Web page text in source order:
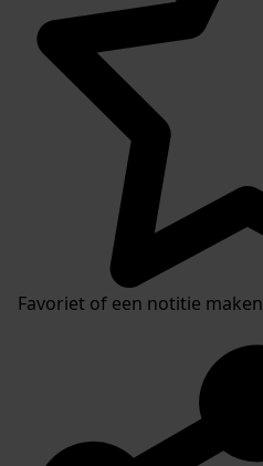
Favoriet of een notitie maken